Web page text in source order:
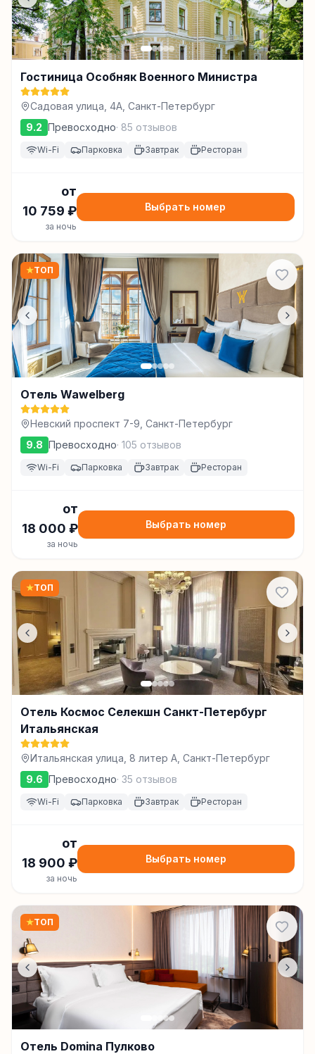
Гостиница Особняк Военного Министра
Садовая улица, 4А, Санкт-Петербург
9.2 Превосходно· 85 отзывов
Wi-Fi Парковка Завтрак Ресторан
от
10 759 ₽
за ночь
Выбрать номер
★ТОП
Отель Wawelberg
Невский проспект 7-9, Санкт-Петербург
9.8 Превосходно· 105 отзывов
Wi-Fi Парковка Завтрак Ресторан
от
18 000 ₽
за ночь
Выбрать номер
★ТОП
Отель Космос Селекшн Санкт-Петербург
Итальянская
Итальянская улица, 8 литер А, Санкт-Петербург
9.6 Превосходно· 35 отзывов
Wi-Fi Парковка Завтрак Ресторан
от
18 900 ₽
за ночь
Выбрать номер
★ТОП
Отель Domina Пулково